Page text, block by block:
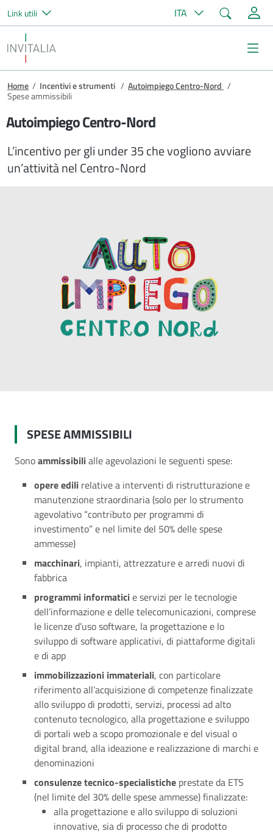
Salta al contenuto principale
Link utili ITA Cerca
Invitalia
Briciole di pane
Home / Incentivi e strumenti / Autoimpiego Centro-Nord /
Spese ammissibili
Autoimpiego Centro-Nord
L’incentivo per gli under 35 che vogliono avviare
un’attività nel Centro-Nord
SPESE AMMISSIBILI
Sonoammissibilialle agevolazioni le seguenti spese:
opere edili relative a interventi di ristrutturazione e
manutenzione straordinaria (solo per lo strumento
agevolativo “contributo per programmi di
investimento” e nel limite del 50% delle spese
ammesse)
macchinari, impianti, attrezzature e arredi nuovi di
fabbrica
programmi informaticie servizi per le tecnologie
dell’informazione e delle telecomunicazioni, comprese
le licenze d’uso software, la progettazione e lo
sviluppo di software applicativi, di piattaforme digitali
e di app
immobilizzazioni immateriali, con particolare
riferimento all’acquisizione di competenze finalizzate
allo sviluppo di prodotti, servizi, processi ad alto
contenuto tecnologico, alla progettazione e sviluppo
di portali web a scopo promozionale e del visual o
digital brand, alla ideazione e realizzazione di marchi e
denominazioni
consulenze tecnico-specialistiche prestate da ETS
(nel limite del 30% delle spese ammesse) finalizzate:
alla progettazione e allo sviluppo di soluzioni
innovative, sia di processo che di prodotto